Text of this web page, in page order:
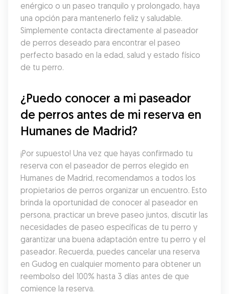
enérgico o un paseo tranquilo y prolongado, haya
una opción para mantenerlo feliz y saludable.
Simplemente contacta directamente al paseador
de perros deseado para encontrar el paseo
perfecto basado en la edad, salud y estado físico
de tu perro.
¿Puedo conocer a mi paseador
de perros antes de mi reserva en
Humanes de Madrid?
¡Por supuesto! Una vez que hayas confirmado tu
reserva con el paseador de perros elegido en
Humanes de Madrid, recomendamos a todos los
propietarios de perros organizar un encuentro. Esto
brinda la oportunidad de conocer al paseador en
persona, practicar un breve paseo juntos, discutir las
necesidades de paseo específicas de tu perro y
garantizar una buena adaptación entre tu perro y el
paseador. Recuerda, puedes cancelar una reserva
en Gudog en cualquier momento para obtener un
reembolso del 100% hasta 3 días antes de que
comience la reserva.